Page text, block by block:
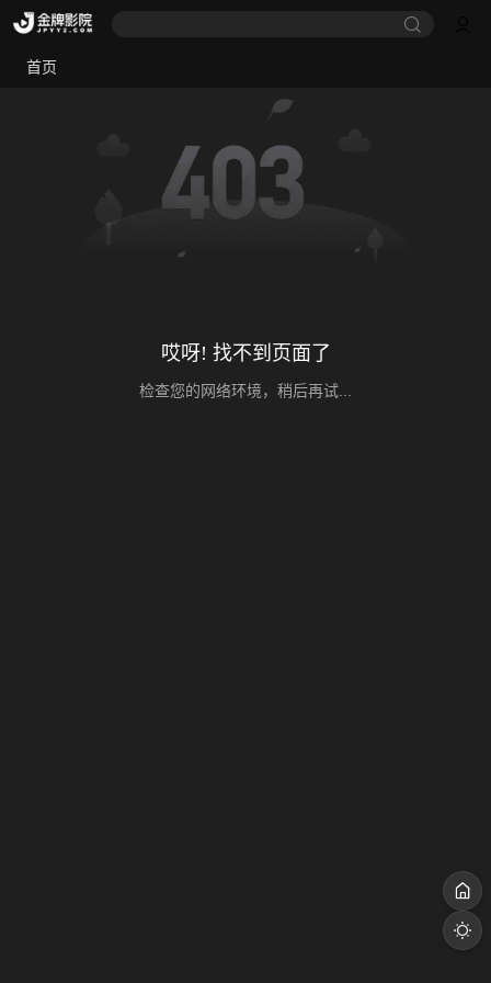
首页
哎呀! 找不到页面了
检查您的网络环境，稍后再试...